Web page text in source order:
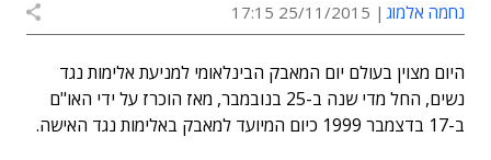
נחמה אלמוג 25/11/2015 17:15
היום מצוין בעולם יום המאבק הבינלאומי למניעת אלימות נגד
נשים, החל מדי שנה ב-25 בנובמבר, מאז הוכרז על ידי האו"ם
ב-17 בדצמבר 1999 כיום המיועד למאבק באלימות נגד האישה.‏